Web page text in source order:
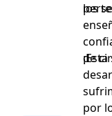
los
de
por